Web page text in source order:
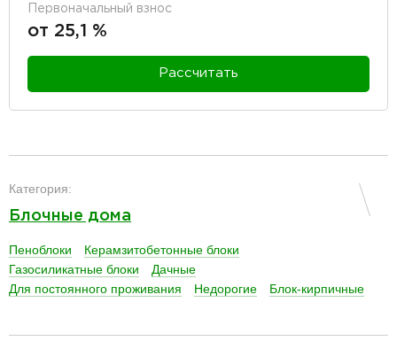
Первоначальный взнос
от 25,1 %
Рассчитать
Категория:
Блочные дома
Пеноблоки
Керамзитобетонные блоки
Газосиликатные блоки
Дачные
Для постоянного проживания
Недорогие Блок-кирпичные